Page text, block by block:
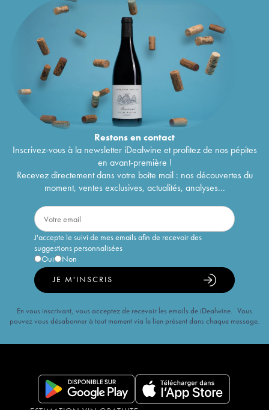
Restons encontact
Inscrivez-vous à la newsletter iDealwine et profitez de nos pépites
en avant-première !
Recevez directement dans votre boîte mail : nos découvertes du
moment, ventes exclusives, actualités, analyses...
J'accepte le suivi de mes emails afin de recevoir des
suggestions personnalisées
Oui
Non
JE M'INSCRIS
En vous inscrivant, vous acceptez de recevoir les emails de iDealwine. Vous
pouvez vous désabonner à tout moment via le lien présent dans chaque message.